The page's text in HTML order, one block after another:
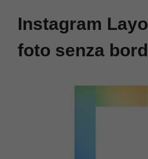
Instagram
foto senza